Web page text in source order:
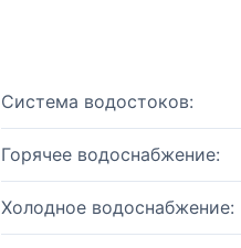
Система водостоков:
Горячее водоснабжение:
Холодное водоснабжение: